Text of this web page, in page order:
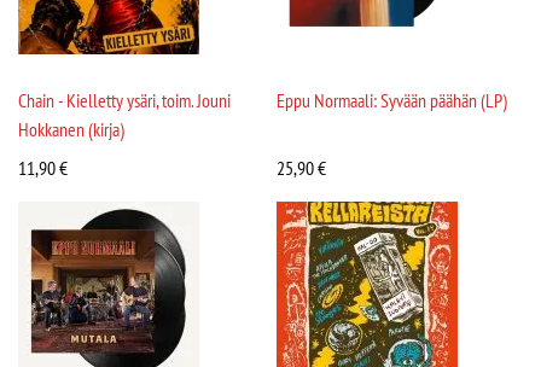
Chain - Kielletty ysäri, toim. Jouni
Hokkanen (kirja)
11,90€
Eppu Normaali: Syvään päähän (LP)
25,90€